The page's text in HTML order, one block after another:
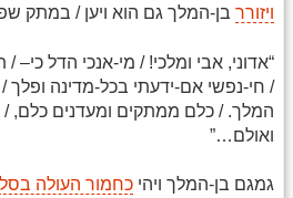
ויזורר בן-המלך גם הוא ויען / במתק
“אדוני, אבי ומלכי! / מי-אנכי הדל
/ חי-נפשי אם-ידעתי בכל-מדינה ופלך
המלך. / כלם ממתקים ומעדנים כלם,
ואולם…”
גמגם בן-המלך ויהי כחמור העולה